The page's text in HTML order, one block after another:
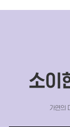
소이
가연의